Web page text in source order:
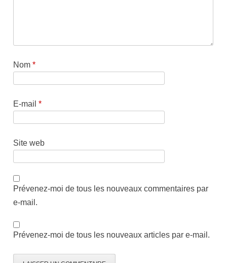
Nom*
E-mail*
Site web
Prévenez-moi de tous les nouveaux commentaires par
e-mail.
Prévenez-moi de tous les nouveaux articles par e-mail.